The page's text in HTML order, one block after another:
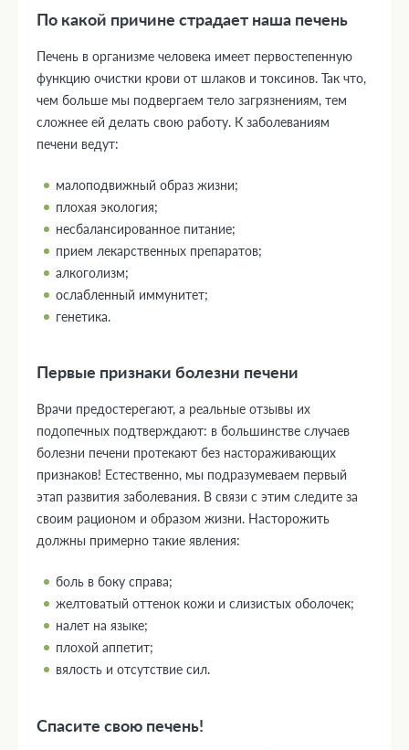
По какой причине страдает наша печень
Печень в организме человека имеет первостепенную
функцию очистки крови от шлаков и токсинов. Так что,
чем больше мы подвергаем тело загрязнениям, тем
сложнее ей делать свою работу. К заболеваниям
печени ведут:
малоподвижный образ жизни;
плохая экология;
несбалансированное питание;
прием лекарственных препаратов;
алкоголизм;
ослабленный иммунитет;
генетика.
Первые признаки болезни печени
Врачи предостерегают, а реальные отзывы их
подопечных подтверждают: в большинстве случаев
болезни печени протекают без настораживающих
признаков! Естественно, мы подразумеваем первый
этап развития заболевания. В связи с этим следите за
своим рационом и образом жизни. Насторожить
должны примерно такие явления:
боль в боку справа;
желтоватый оттенок кожи и слизистых оболочек;
налет на языке;
плохой аппетит;
вялость и отсутствие сил.
Спасите свою печень!